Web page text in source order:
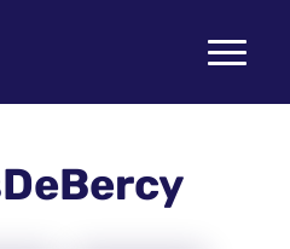
Toggle